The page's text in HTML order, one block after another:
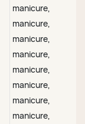
manicure,
manicure,
manicure,
manicure,
manicure,
manicure,
manicure,
manicure,